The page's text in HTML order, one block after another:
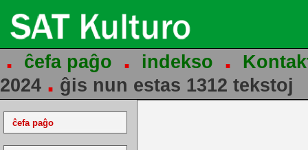
. ĉefa paĝo . indekso .
2024 . ĝis nun estas 1312 tekstoj
ĉefa paĝo